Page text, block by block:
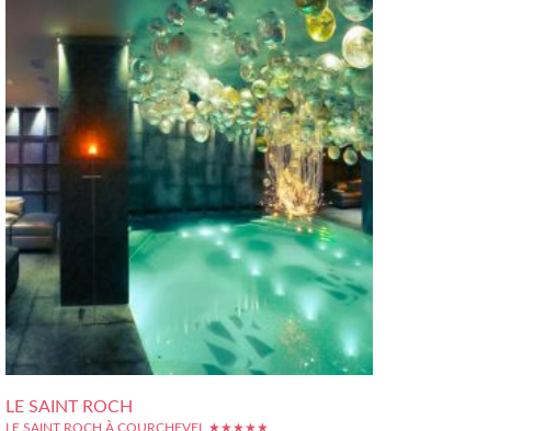
LE SAINT ROCH
LE SAINT ROCH À COURCHEVEL ★★★★★